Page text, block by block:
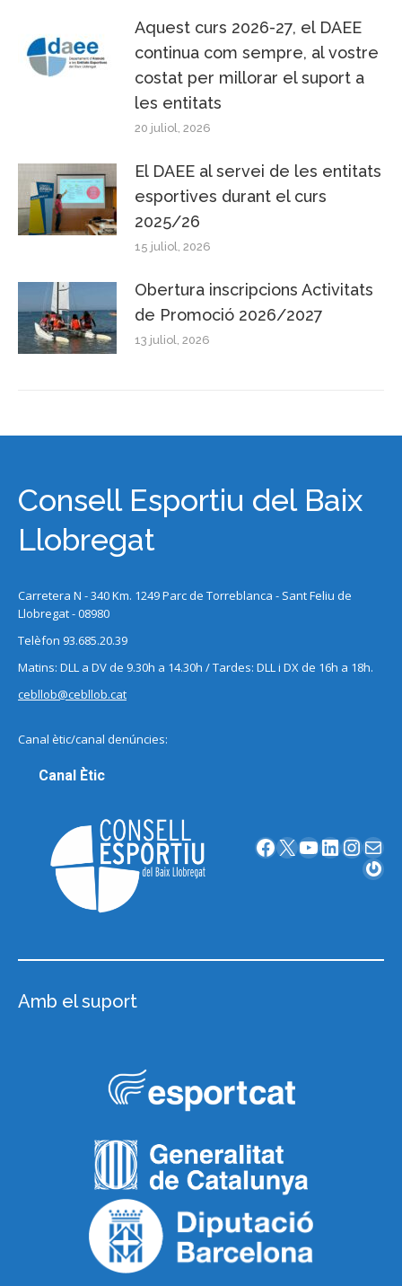
Aquest curs 2026-27, el DAEE
continua com sempre, al vostre
costat per millorar el suport a
les entitats
20 juliol, 2026
El DAEE al servei de les entitats
esportives durant el curs
2025/26
15 juliol, 2026
Obertura inscripcions Activitats
de Promoció 2026/2027
13 juliol, 2026
Consell Esportiu del Baix
Llobregat
Carretera N - 340 Km. 1249 Parc de Torreblanca - Sant Feliu de
Llobregat - 08980
Telèfon 93.685.20.39
Matins: DLL a DV de 9.30h a 14.30h / Tardes: DLL i DX de 16h a 18h.
cebllob@cebllob.cat
Canal ètic/canal denúncies:
Canal Ètic
Facebook X YouTube LinkedIn InstagramCorreu electrònic
Gravatar
Amb el suport